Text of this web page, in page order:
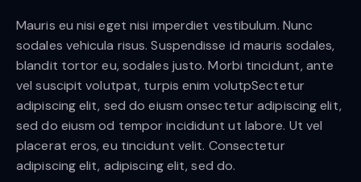
Mauris eu nisi eget nisi imperdiet vestibulum. Nunc
sodales vehicula risus. Suspendisse id mauris sodales,
blandit tortor eu, sodales justo. Morbi tincidunt, ante
vel suscipit volutpat, turpis enim volutpSectetur
adipiscing elit, sed do eiusm onsectetur adipiscing elit,
sed do eiusm od tempor incididunt ut labore. Ut vel
placerat eros, eu tincidunt velit. Consectetur
adipiscing elit, adipiscing elit, sed do.